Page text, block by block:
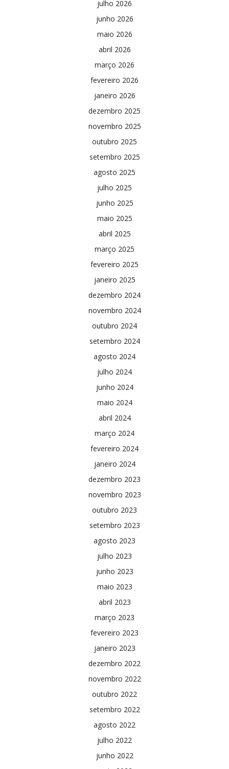
julho 2026
junho 2026
maio 2026
abril 2026
março 2026
fevereiro 2026
janeiro 2026
dezembro 2025
novembro 2025
outubro 2025
setembro 2025
agosto 2025
julho 2025
junho 2025
maio 2025
abril 2025
março 2025
fevereiro 2025
janeiro 2025
dezembro 2024
novembro 2024
outubro 2024
setembro 2024
agosto 2024
julho 2024
junho 2024
maio 2024
abril 2024
março 2024
fevereiro 2024
janeiro 2024
dezembro 2023
novembro 2023
outubro 2023
setembro 2023
agosto 2023
julho 2023
junho 2023
maio 2023
abril 2023
março 2023
fevereiro 2023
janeiro 2023
dezembro 2022
novembro 2022
outubro 2022
setembro 2022
agosto 2022
julho 2022
junho 2022